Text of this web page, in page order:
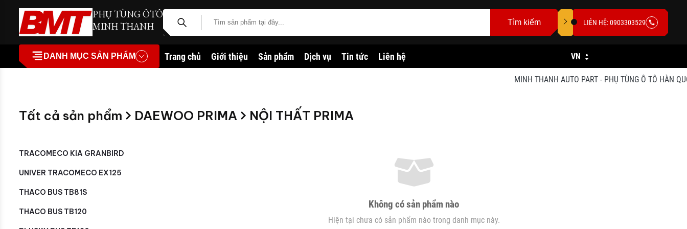
PHỤ TÙNG ÔTÔ
MINH THANH
Tìm kiếm LIÊN HỆ: 0903303529
DANH MỤC SẢN PHẨM Trang chủ Giới thiệu Sản phẩm Dịch vụ Tin tức Liên hệ VN
MINH THANH AUTO PART - PHỤ TÙNG Ô TÔ HÀN
Tất cả sản phẩm DAEWOO PRIMA NỘI THẤT PRIMA
TRACOMECO KIA GRANBIRD
UNIVER TRACOMECO EX125
THACO BUS TB81S
THACO BUS TB120
Không có sản phẩm nào
Hiện tại chưa có sản phẩm nào trong danh mục này.